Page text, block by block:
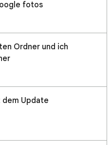
fotos
Ordner und ich
dem Update